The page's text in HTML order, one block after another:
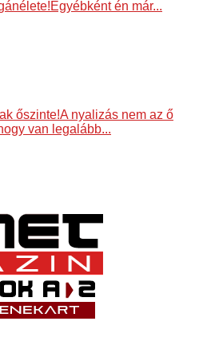
én már...
őszinte!A nyalizás nem az ő
van legalább...